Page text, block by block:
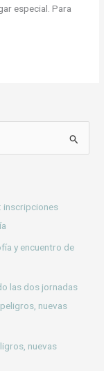
especial. Para
inscripciones
y encuentro de
las dos jornadas
nuevas
nuevas